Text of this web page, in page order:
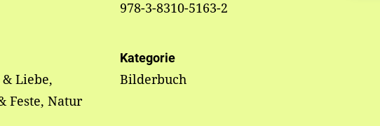
978-3-8310-5163-2
Liebe,
Feste, Natur
Kategorie
Bilderbuch